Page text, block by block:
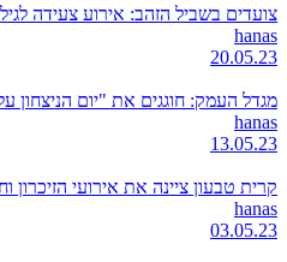
צועדים בשביל הזהב: אירוע צעידה
hanas
20.05.23
מגדל העמק: חוגגים את "יום הניצחון
hanas
13.05.23
קרית טבעון ציינה את אירועי הזיכרון וחגגה יום
hanas
03.05.23